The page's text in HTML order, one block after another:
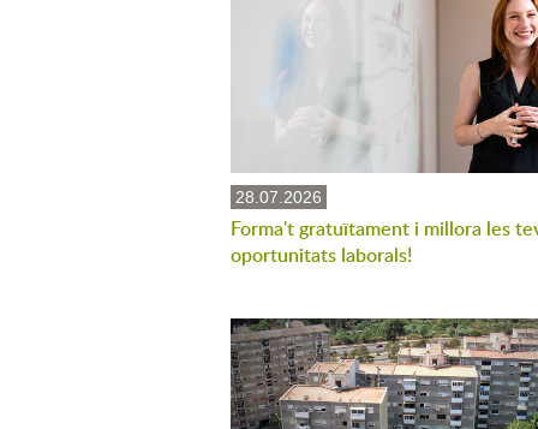
28.07.2026
Forma't gratuïtament i millora les
oportunitats laborals!